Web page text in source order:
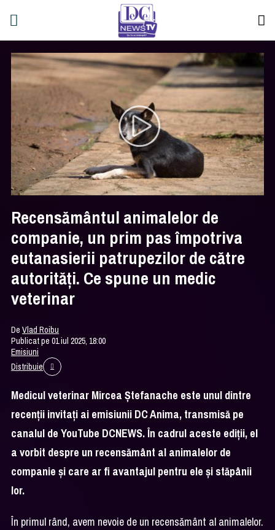
Recensământul animalelor de
companie, un prim pas împotriva
eutanasierii patrupezilor de către
autorități. Ce spune un medic
veterinar
DeVlad Roibu
Publicat pe 01 iul 2025, 18:00
Emisiuni
Distribuie
Medicul veterinar Mircea Ștefanache este unul dintre
recenții invitați ai emisiunii DC Anima, transmisă pe
canalul de YouTube DCNEWS. În cadrul aceste ediții, el
a vorbit despre un recensământ al animalelor de
companie și care ar fi avantajul pentru ele și stăpânii
lor.
În primul rând, avem nevoie de un recensământ al animalelor.